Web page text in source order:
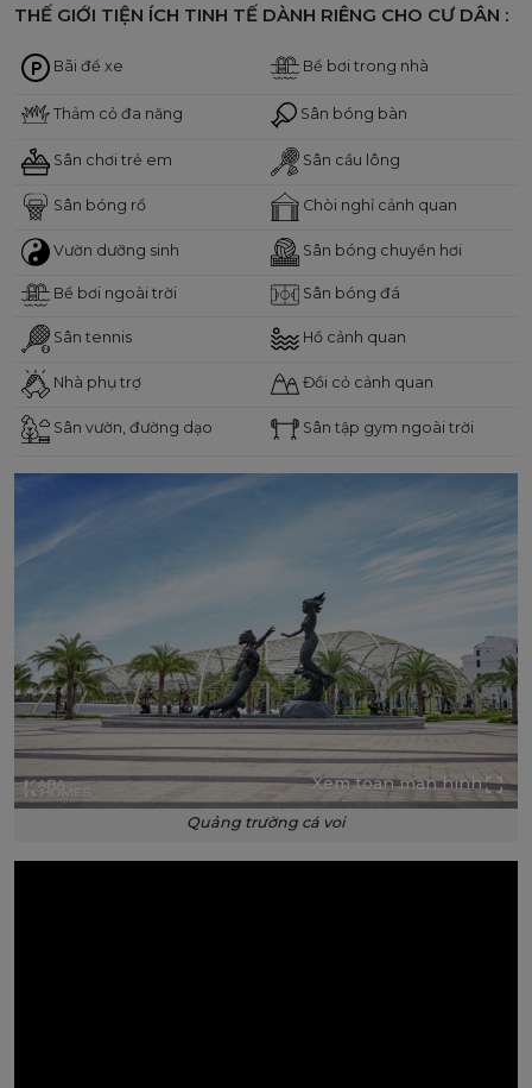
THẾ GIỚI TIỆN ÍCH TINH TẾ DÀNH RIÊNG CHO CƯ DÂN :
Bãi để xe Bể bơi trong nhà
Thảm cỏ đa năng Sân bóng bàn
Sân chơi trẻ em Sân cầu lông
Sân bóng rổ Chòi nghỉ cảnh quan
Vườn dưỡng sinh Sân bóng chuyền hơi
Bể bơi ngoài trời Sân bóng đá
Sân tennis Hồ cảnh quan
Nhà phụ trợ Đồi cỏ cảnh quan
Sân vườn, đường dạo Sân tập gym ngoài trời
Xem toàn màn hình
Quảng trường cá voi